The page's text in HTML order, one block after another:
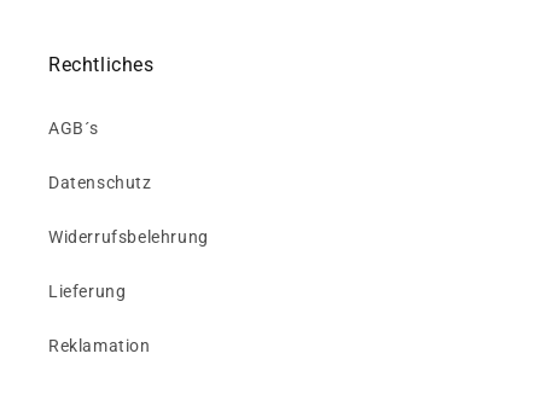
Rechtliches
AGB´s
Datenschutz
Widerrufsbelehrung
Lieferung
Reklamation